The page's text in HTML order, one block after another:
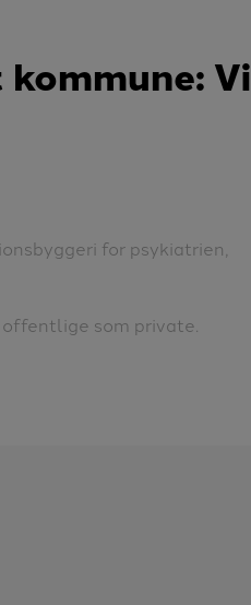
Vi
for psykiatrien,
som private.